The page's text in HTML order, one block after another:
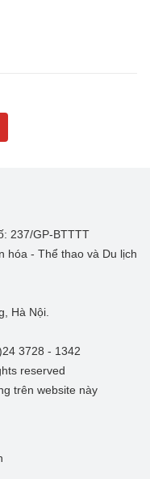
237/GP-BTTTT
hóa - Thể thao và Du lịch
Hà Nội.
3728 - 1342
reserved
trên website này